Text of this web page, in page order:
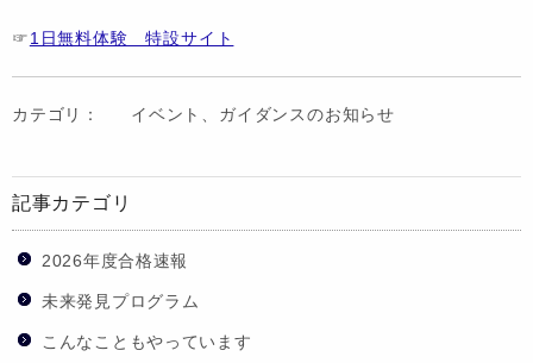
☞1日無料体験 特設サイト
カテゴリ： イベント、ガイダンスのお知らせ
記事カテゴリ
2026年度合格速報
未来発見プログラム
こんなこともやっています